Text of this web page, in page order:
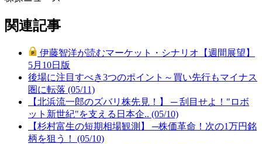
関連記事
伊藤智洋が読むマーケット・シナリオ【週間展望】
5月10日版
後場に注目すべき3つのポイント～買い先行もマイナス
圏に転落 (05/11)
【北浜流一郎のズバリ株先見！】 ─ 刮目せよ！"ロボ
ット新世紀"を支える日本企.. (05/10)
【杉村富生の短期相場観測】 ─株価革命！次の1万円銘
柄を狙う！ (05/10)